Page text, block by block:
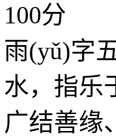
100分
雨(yǔ)字
水，指乐
广结善缘